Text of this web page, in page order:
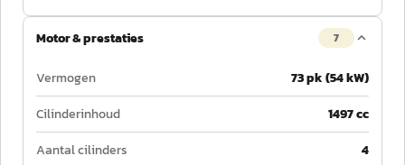
Motor & prestaties 7
Vermogen
73 pk (54 kW)
Cilinderinhoud
1497 cc
Aantal cilinders
4